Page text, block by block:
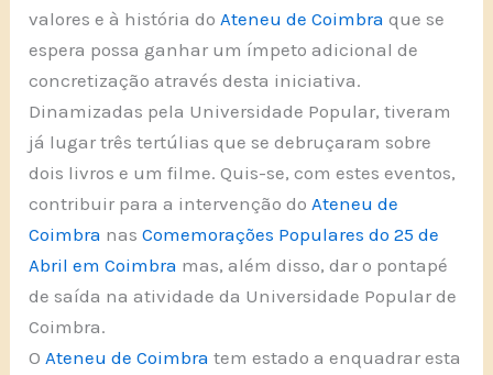
valores e à história do Ateneu de Coimbra que se
espera possa ganhar um ímpeto adicional de
concretização através desta iniciativa.
Dinamizadas pela Universidade Popular, tiveram
já lugar três tertúlias que se debruçaram sobre
dois livros e um filme. Quis-se, com estes eventos,
contribuir para a intervenção do Ateneu de
Coimbra nasComemorações Populares do 25 de
Abril em Coimbra mas, além disso, dar o pontapé
de saída na atividade da Universidade Popular de
Coimbra.
O Ateneu de Coimbra tem estado a enquadrar esta